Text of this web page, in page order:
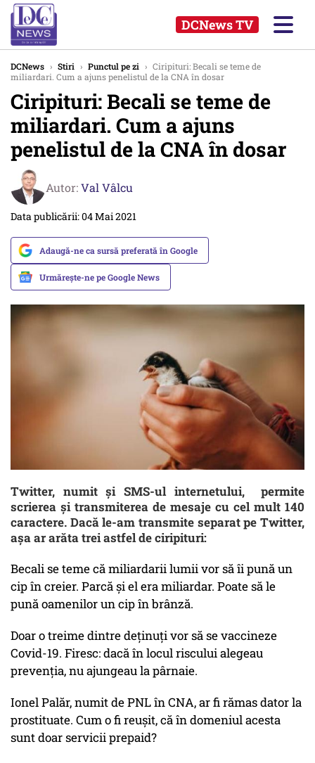
DCNews TV
DCNews › Stiri › Punctul pe zi › Ciripituri: Becali se teme de
miliardari. Cum a ajuns penelistul de la CNA în dosar
Ciripituri: Becali se teme de
miliardari. Cum a ajuns
penelistul de la CNA în dosar
Autor:Val Vâlcu
Data publicării: 04 Mai 2021
Adaugă-ne ca sursă preferată în Google
Urmărește-ne pe Google News
Twitter, numit și SMS-ul internetului, permite
scrierea și transmiterea de mesaje cu cel mult 140
caractere. Dacă le-am transmite separat pe Twitter,
așa ar arăta trei astfel de ciripituri:
Becali se teme că miliardarii lumii vor să îi pună un
cip în creier. Parcă și el era miliardar. Poate să le
pună oamenilor un cip în brânză.
Doar o treime dintre deținuți vor să se vaccineze
Covid-19. Firesc: dacă în locul riscului alegeau
prevenția, nu ajungeau la pârnaie.
Ionel Palăr, numit de PNL în CNA, ar fi rămas dator la
prostituate. Cum o fi reușit, că în domeniul acesta
sunt doar servicii prepaid?